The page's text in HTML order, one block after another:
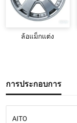
ล้อแม็กแต่ง
การประกอบการ
AITO